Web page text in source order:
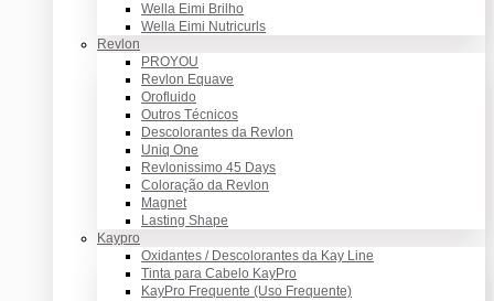
Wella Eimi Brilho
Wella Eimi Nutricurls
Revlon
PROYOU
Revlon Equave
Orofluido
Outros Técnicos
Descolorantes da Revlon
Uniq One
Revlonissimo 45 Days
Coloração da Revlon
Magnet
Lasting Shape
Kaypro
Oxidantes / Descolorantes da Kay Line
Tinta para Cabelo KayPro
KayPro Frequente (Uso Frequente)